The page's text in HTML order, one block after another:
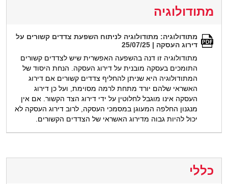
מתודולוגיה
מתודולוגיה: מתודולוגיה לניתוח השפעת צדדים קשורים על
דירוג העסקה | 25/07/25
מתודולוגיה זו דנה בהשפעה האפשרית שיש לצדדים קשורים
התומכים בעסקה מובנית על דירוג העסקה. הנחת היסוד של
המתודולוגיה היא שניתן להחליף צדדים קשורים אם דירוג
האשראי שלהם יורד מתחת לרמה מסוימת, ועל כן דירוג
העסקה אינו מוגבל לחלוטין על ידי דירוג הצד הקשור. אם אין
מנגנון החלפה המעוגן במסמכי העסקה, לרוב דירוג העסקה לא
יכול להיות גבוה מדירוג האשראי של הצדדים הקשורים.
כללי